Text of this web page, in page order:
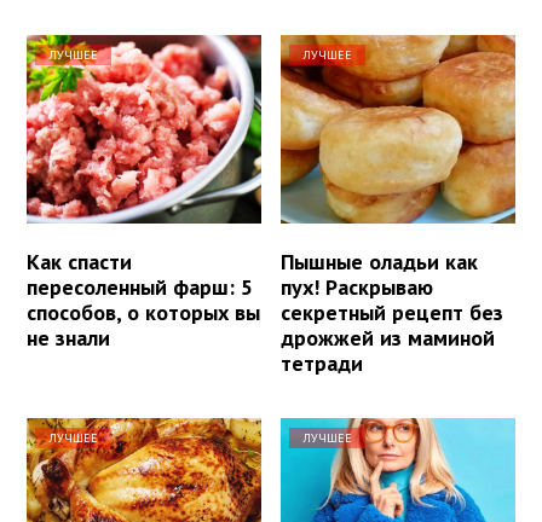
ЛУЧШЕЕ
Как спасти
пересоленный фарш: 5
способов, о которых вы
не знали
ЛУЧШЕЕ
Пышные оладьи как
пух! Раскрываю
секретный рецепт без
дрожжей из маминой
тетради
ЛУЧШЕЕ ЛУЧШЕЕ